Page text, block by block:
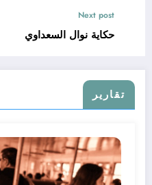
Next post
حكاية نوال السعداوي
تقارير